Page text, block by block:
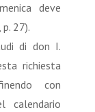
deve
27).
di don I.
richiesta
con
calendario